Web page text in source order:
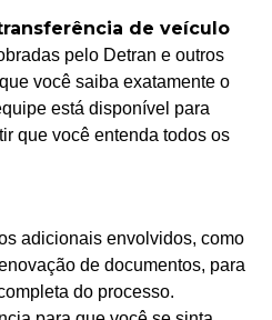
de veículo
pelo Detran e outros
você saiba exatamente o
está disponível para
que você entenda todos os
adicionais envolvidos, como
de documentos, para
do processo.